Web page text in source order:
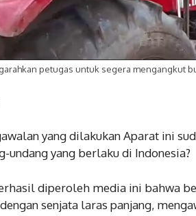
petugas untuk segera mengangkut
yang dilakukan Aparat ini
undang yang berlaku di Indonesia?
diperoleh media ini bahwa
senjata laras panjang,